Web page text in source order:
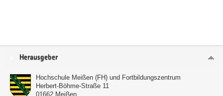
Service
Herausgeber
Hochschule Meißen (FH) und Fortbildungszentrum
Herbert-Böhme-Straße 11
01662 Meißen